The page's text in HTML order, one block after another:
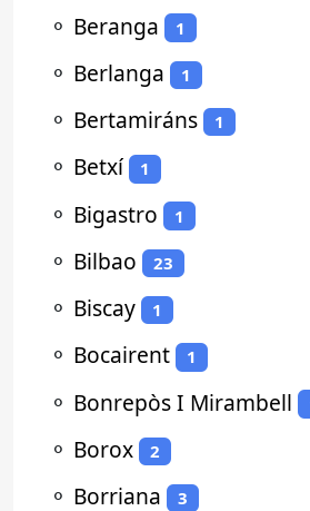
⚬ Beranga 1
⚬ Berlanga 1
⚬ Bertamiráns 1
⚬ Betxí 1
⚬ Bigastro 1
⚬ Bilbao 23
⚬ Biscay 1
⚬ Bocairent 1
⚬ Bonrepòs I Mirambell
⚬ Borox 2
⚬ Borriana 3